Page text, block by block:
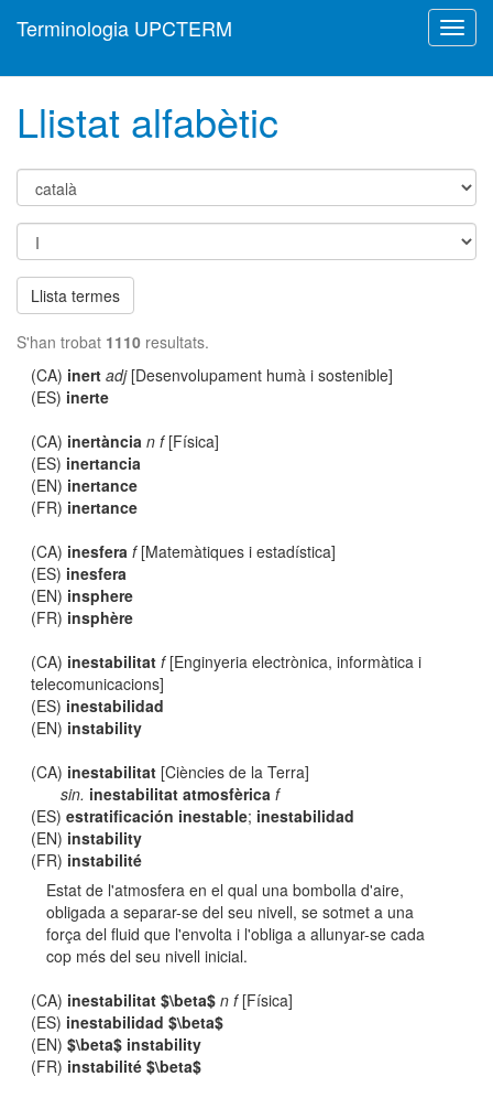
Terminologia UPCTERM
Llistat alfabètic
Llista termes
S'han trobat 1110 resultats.
(CA) inert adj[Desenvolupament humà i sostenible]
(ES) inerte
(CA) inertància n f[Física]
(ES) inertancia
(EN) inertance
(FR) inertance
(CA) inesfera f[Matemàtiques i estadística]
(ES) inesfera
(EN) insphere
(FR) insphère
(CA) inestabilitat f[Enginyeria electrònica, informàtica i
telecomunicacions]
(ES) inestabilidad
(EN) instability
(CA) inestabilitat [Ciències de la Terra]
sin. inestabilitat atmosfèrica f
(ES)estratificación inestable; inestabilidad
(EN) instability
(FR) instabilité
Estat de l'atmosfera en el qual una bombolla d'aire,
obligada a separar-se del seu nivell, se sotmet a una
força del fluid que l'envolta i l'obliga a allunyar-se cada
cop més del seu nivell inicial.
(CA) inestabilitat $\beta$ n f[Física]
(ES) inestabilidad $\beta$
(EN)$\beta$ instability
(FR) instabilité $\beta$